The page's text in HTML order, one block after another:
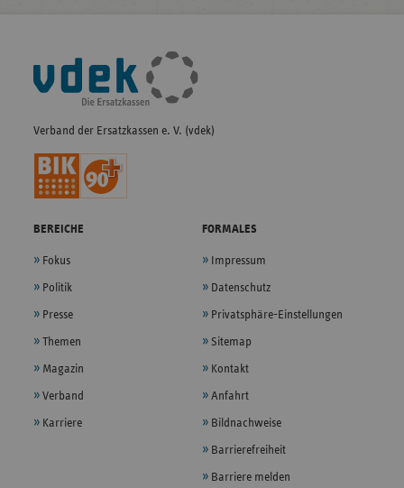
Fußleisten-
Navigation
Verband der Ersatzkassen e. V. (vdek)
BEREICHE
Fokus
Politik
Presse
Themen
Magazin
Verband
Karriere
FORMALES
Impressum
Datenschutz
Privatsphäre-Einstellungen
Sitemap
Kontakt
Anfahrt
Bildnachweise
Barrierefreiheit
Barriere melden